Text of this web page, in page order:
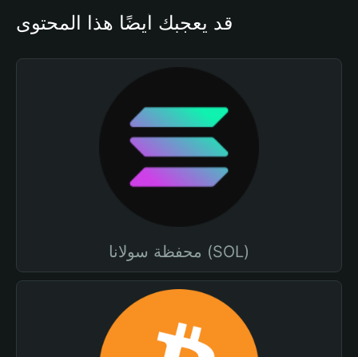
قد يعجبك أيضًا هذا المحتوى
محفظة سولانا (SOL)